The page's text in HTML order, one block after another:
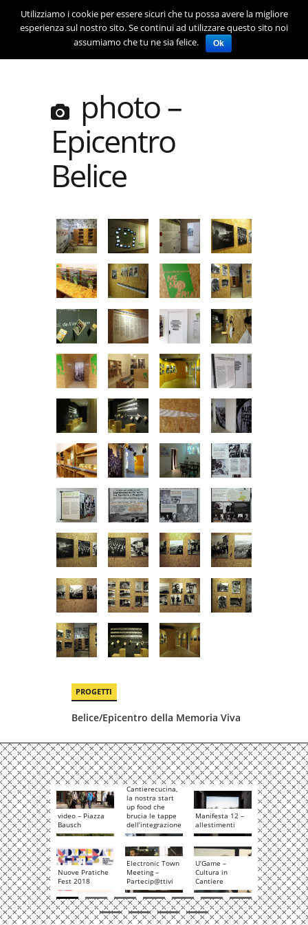
Cosa facciamo
Dove
Storie
Team
Via Re Federico, 23
90138 Palermo (ITALY)
info@clac-lab.org
photo –
Epicentro
Belice
PROGETTI
Belice/Epicentro della Memoria Viva
video – Piazza
Bausch
Cantierecucina,
la nostra start
up food che
brucia le tappe
dell’integrazione
Manifesta 12 –
allestimenti
Nuove Pratiche
Fest 2018
Electronic Town
Meeting –
Partecip@ttivi
U’Game –
Cultura in
Cantiere
Mare
Viva in
a Marrakesch
Magione We:
una scuola
diventa
Utilizziamo i cookie per essere sicuri che tu possa avere la migliore
esperienza sul nostro sito. Se continui ad utilizzare questo sito noi
assumiamo che tu ne sia felice.
Ok